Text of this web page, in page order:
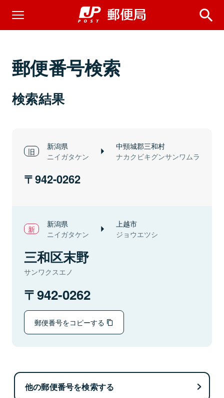
郵便番号検索
検索結果
新潟県
ニイガタケン
中頸城郡三和村
ナカクビキグンサンワムラ
942-0262
新潟県
ニイガタケン
上越市
ジョウエツシ
三和区末野
サンワクスエノ
942-0262
郵便番号をコピーする
他の郵便番号を検索する